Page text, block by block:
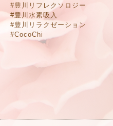
#豊川リフレクソロジー
#豊川水素吸入
#豊川リラクゼーション
#CocoChi